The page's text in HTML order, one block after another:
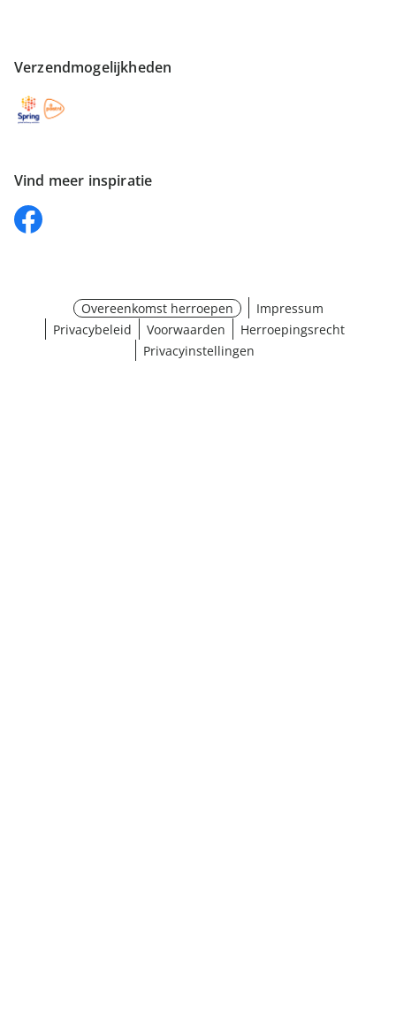
Verzendmogelijkheden
Vind meer inspiratie
Overeenkomst herroepen
Impressum
Privacybeleid
Voorwaarden
Herroepingsrecht
Privacyinstellingen